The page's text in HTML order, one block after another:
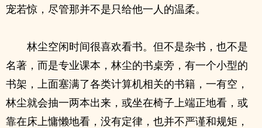
宠若惊，尽管那并不是只给他一人的温柔。
林尘空闲时间很喜欢看书。但不是杂书，也不是
名著，而是专业课本，林尘的书桌旁，有一个小型的
书架，上面塞满了各类计算机相关的书籍，一有空，
林尘就会抽一两本出来，或坐在椅子上端正地看，或
靠在床上慵懒地看，没有定律，也并不严谨和规矩，